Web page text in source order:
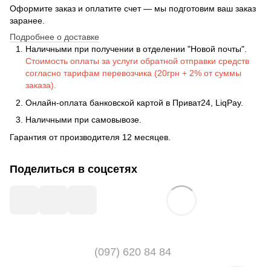
Оформите заказ и оплатите счет — мы подготовим ваш заказ
заранее.
Подробнее о доставке
Наличными при получении в отделении "Новой почты".
Стоимость оплаты за услуги обратной отправки средств
согласно тарифам перевозчика (20грн + 2% от суммы
заказа).
Онлайн-оплата банковской картой в Приват24, LiqPay.
Наличными при самовывозе.
Гарантия от производителя 12 месяцев.
Поделиться в соцсетях
(097) 620 84 84